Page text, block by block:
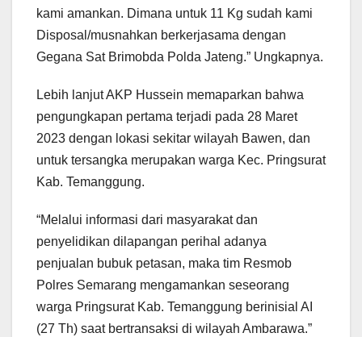
kami amankan. Dimana untuk 11 Kg sudah kami
Disposal/musnahkan berkerjasama dengan
Gegana Sat Brimobda Polda Jateng.” Ungkapnya.
Lebih lanjut AKP Hussein memaparkan bahwa
pengungkapan pertama terjadi pada 28 Maret
2023 dengan lokasi sekitar wilayah Bawen, dan
untuk tersangka merupakan warga Kec. Pringsurat
Kab. Temanggung.
“Melalui informasi dari masyarakat dan
penyelidikan dilapangan perihal adanya
penjualan bubuk petasan, maka tim Resmob
Polres Semarang mengamankan seseorang
warga Pringsurat Kab. Temanggung berinisial AI
(27 Th) saat bertransaksi di wilayah Ambarawa.”